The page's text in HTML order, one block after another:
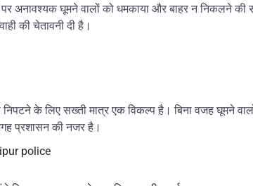
अनावश्यक घूमने वालों को धमकाया और बाहर न निकलने
की चेतावनी दी है।
निपटने के लिए सख्ती मात्र एक विकल्प है। बिना वजह घूमने
प्रशासन की नजर है।
police